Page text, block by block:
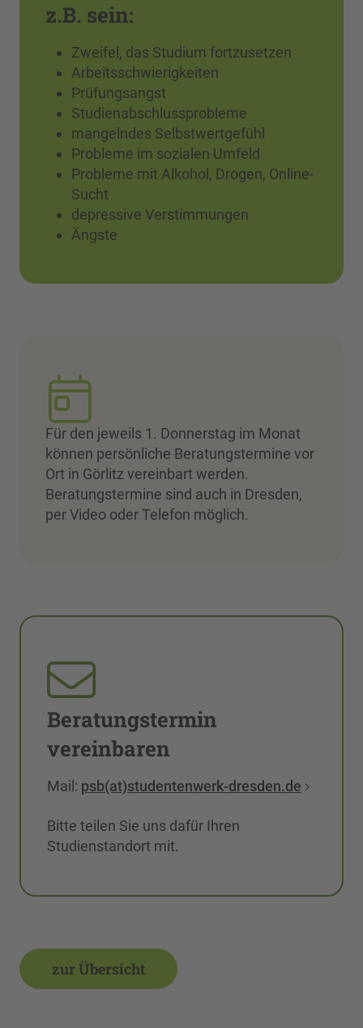
z.B. sein:
Zweifel, das Studium fortzusetzen
Arbeitsschwierigkeiten
Prüfungsangst
Studienabschlussprobleme
mangelndes Selbstwertgefühl
Probleme im sozialen Umfeld
Probleme mit Alkohol, Drogen, Online-
Sucht
depressive Verstimmungen
Ängste
Für den jeweils 1. Donnerstag im Monat
können persönliche Beratungstermine vor
Ort in Görlitz vereinbart werden.
Beratungstermine sind auch in Dresden,
per Video oder Telefon möglich.
Beratungstermin
vereinbaren
Mail: psb(at)studentenwerk-dresden.de
Bitte teilen Sie uns dafür Ihren
Studienstandort mit.
zur Übersicht